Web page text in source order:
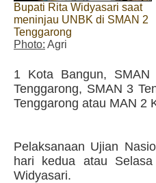
Bupati Rita Widyasari saat
meninjau UNBK di SMAN 2
Tenggarong
Photo: Agri
1 Kota Bangun,
Tenggarong, SMAN 3
Tenggarong atau MAN 2
Pelaksanaan Ujian
hari kedua atau
Widyasari.